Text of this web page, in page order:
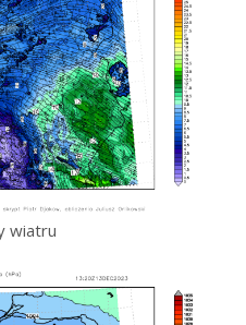
wiatru